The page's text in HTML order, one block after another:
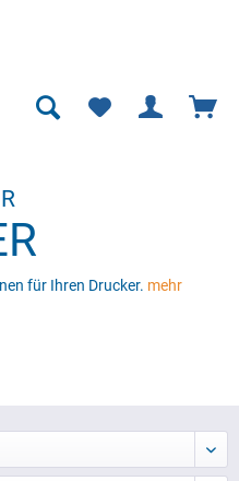
für Ihren Drucker. mehr